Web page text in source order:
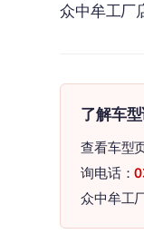
众中牟工厂
了解车
查看车型
询电话：
众中牟工